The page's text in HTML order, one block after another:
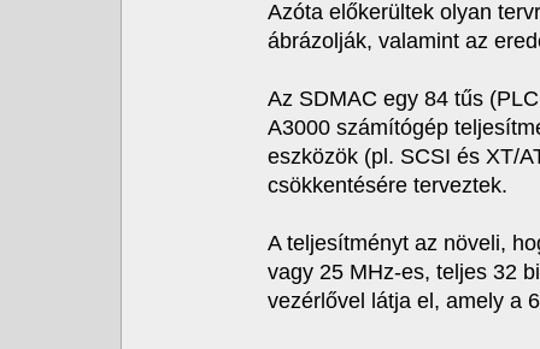
Azóta előkerültek olyan
ábrázolják, valamint az
Az SDMAC egy 84 tűs
A3000 számítógép
eszközök (pl. SCSI és XT/
csökkentésére terveztek.
A teljesítményt az növeli,
vagy 25 MHz-es, teljes 32
vezérlővel látja el, amely a